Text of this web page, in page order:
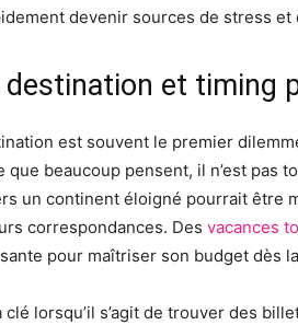
devenir sources de stress et
destination et timing
est souvent le premier
que beaucoup pensent, il n’est pas
un continent éloigné pourrait être
correspondances. Des vacances
pour maîtriser son budget dès
clé lorsqu’il s’agit de trouver des